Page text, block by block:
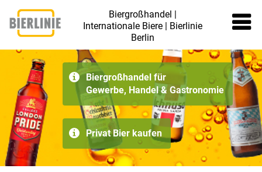
Biergroßhandel für
Gewerbe, Handel & Gastronomie
Privat Bier kaufen
Biergroßhandel |
Internationale Biere | Bierlinie
Berlin